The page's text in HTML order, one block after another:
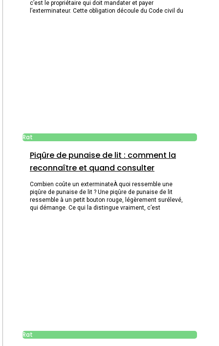
c’est le propriétaire qui doit mandater et payer
l’exterminateur. Cette obligation découle du Code civil du
Rat
Piqûre de punaise de lit : comment la
reconnaître et quand consulter
Combien coûte un exterminateÀ quoi ressemble une
piqûre de punaise de lit ? Une piqûre de punaise de lit
ressemble à un petit bouton rouge, légèrement surélevé,
qui démange. Ce qui la distingue vraiment, c’est
Rat